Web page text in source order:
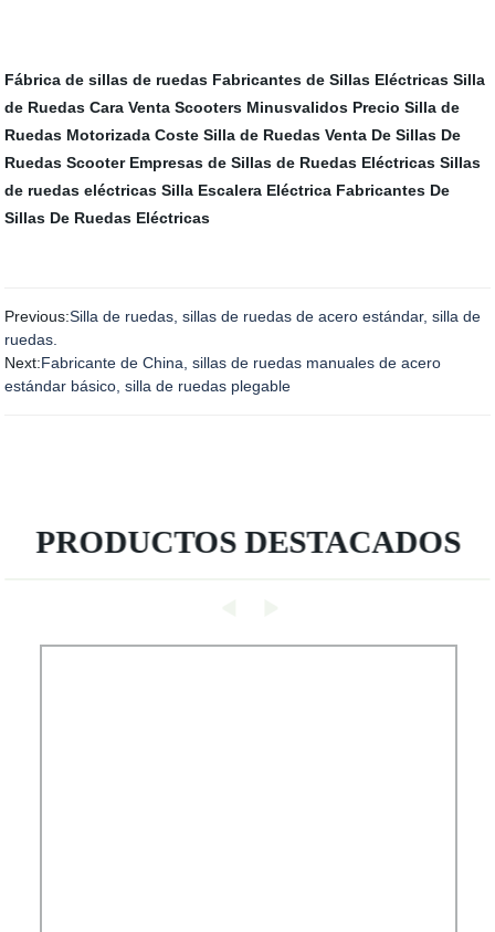
Fábrica de sillas de ruedas Fabricantes de Sillas Eléctricas Silla
de Ruedas Cara Venta Scooters Minusvalidos Precio Silla de
Ruedas Motorizada Coste Silla de Ruedas Venta De Sillas De
Ruedas Scooter Empresas de Sillas de Ruedas Eléctricas Sillas
de ruedas eléctricas Silla Escalera Eléctrica Fabricantes De
Sillas De Ruedas Eléctricas
Previous:Silla de ruedas, sillas de ruedas de acero estándar, silla de
ruedas.
Next:Fabricante de China, sillas de ruedas manuales de acero
estándar básico, silla de ruedas plegable
PRODUCTOS DESTACADOS